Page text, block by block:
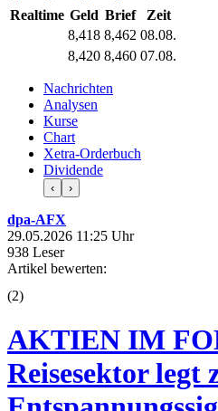
Realtime Geld Brief
Zeit
8,418 8,462 08.08.
8,420 8,460 07.08.
Nachrichten
Analysen
Kurse
Chart
Xetra-Orderbuch
Dividende
‹ ›
dpa-AFX
29.05.2026 11:25 Uhr
938 Leser
Artikel bewerten:
(2)
AKTIEN IM
Reisesektor legt